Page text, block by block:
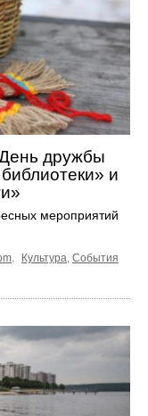
дружбы
и
мероприятий
. Культура, События